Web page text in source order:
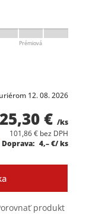
Prémiová
12. 08. 2026
€ /ks
101,86 € bez DPH
Doprava: 4,– €/ ks
produkt